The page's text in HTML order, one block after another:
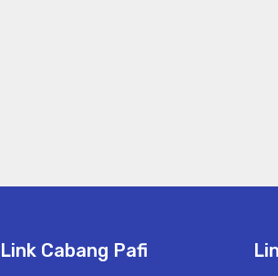
Link Cabang Pafi